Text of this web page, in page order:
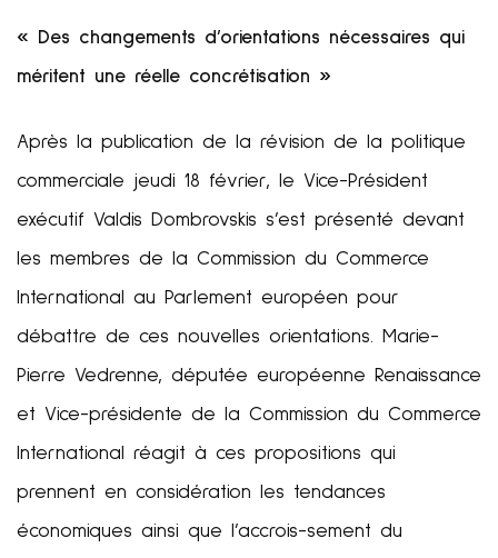
« Des changements d’orientations nécessaires qui
méritent une réelle concrétisation »
Après la publication de la révision de la politique
commerciale jeudi 18 février, le Vice-Président
exécutif Valdis Dombrovskis s’est présenté devant
les membres de la Commission du Commerce
International au Parlement européen pour
débattre de ces nouvelles orientations. Marie-
Pierre Vedrenne, députée européenne Renaissance
et Vice-présidente de la Commission du Commerce
International réagit à ces propositions qui
prennent en considération les tendances
économiques ainsi que l’accrois-sement du